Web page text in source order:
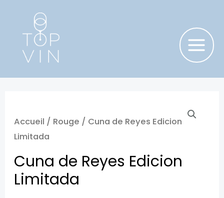
contenu
MAIN
MENU
Accueil / Rouge / Cuna de Reyes Edicion
Limitada
Cuna de Reyes Edicion
Limitada